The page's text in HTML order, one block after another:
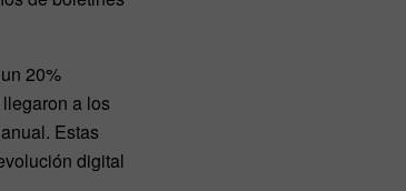
20%
a los
Estas
digital